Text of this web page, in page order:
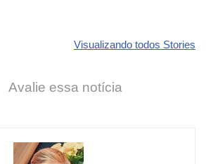
Visualizando todos Stories
Dodge pode ter
de emoção
que
Avalie essa notícia